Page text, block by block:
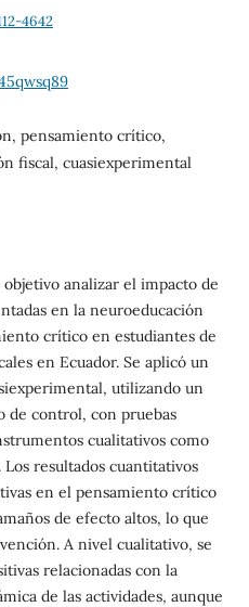
4642
pensamiento crítico,
fiscal, cuasiexperimental
analizar el impacto de
en la neuroeducación
crítico en estudiantes de
en Ecuador. Se aplicó un
utilizando un
de control, con pruebas
cualitativos como
resultados cuantitativos
en el pensamiento crítico
de efecto altos, lo que
A nivel cualitativo, se
relacionadas con la
de las actividades, aunque